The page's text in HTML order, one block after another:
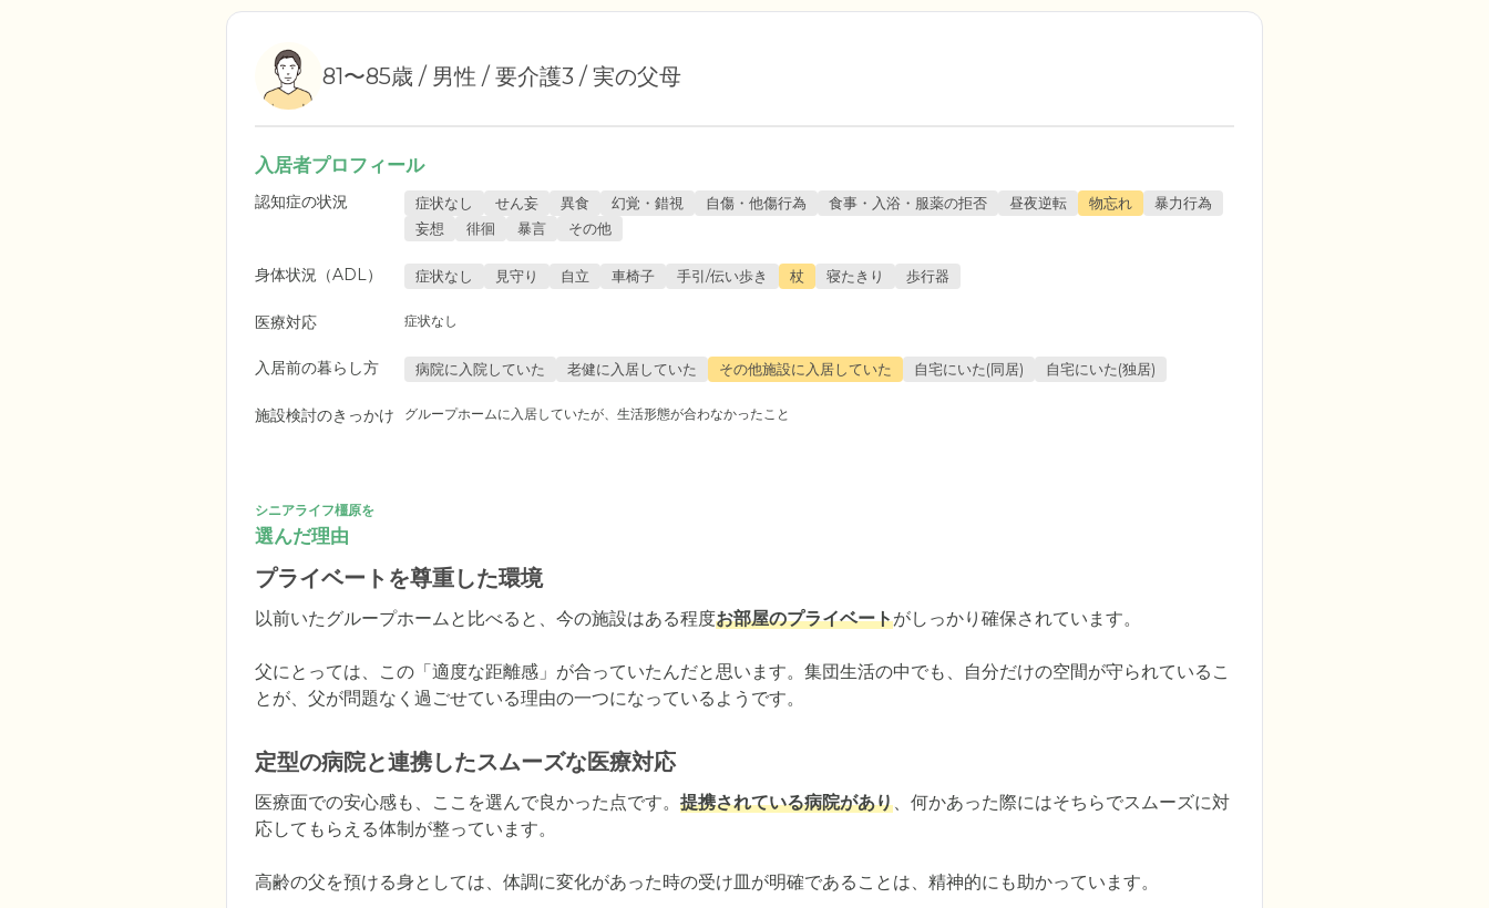
81〜85歳 / 男性 / 要介護3 / 実の父母
入居者プロフィール
認知症の状況 症状なし せん妄 異食 幻覚・錯視 自傷・他傷行為 食事・入浴・服薬の拒否 昼夜逆転 物忘れ
暴力行為
妄想
徘徊 暴言 その他
身体状況（ADL） 症状なし 見守り 自立 車椅子 手引/伝い歩き 杖 寝たきり 歩行器
医療対応 症状なし
入居前の暮らし方 病院に入院していた 老健に入居していた その他施設に入居していた 自宅にいた(同居) 自宅にいた(独居)
施設検討のきっかけ グループホームに入居していたが、生活形態が合わなかったこと
シニアライフ橿原を
選んだ理由
プライベートを尊重した環境
以前いたグループホームと比べると、今の施設はある程度お部屋のプライベートがしっかり確保されています。
父にとっては、この「適度な距離感」が合っていたんだと思います。集団生活の中でも、自分だけの空間が守られているこ
とが、父が問題なく過ごせている理由の一つになっているようです。
定型の病院と連携したスムーズな医療対応
医療面での安心感も、ここを選んで良かった点です。 提携されている病院があり、何かあった際にはそちらでスムーズに対
応してもらえる体制が整っています。
高齢の父を預ける身としては、体調に変化があった時の受け皿が明確であることは、精神的にも助かっています。